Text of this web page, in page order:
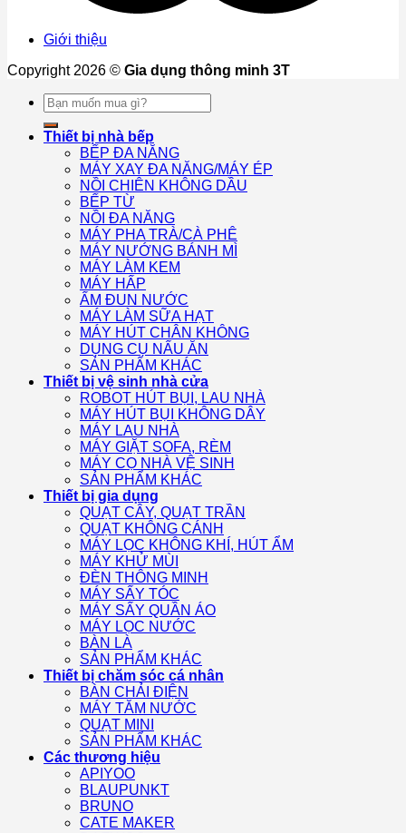
Giới thiệu
Copyright 2026 © Gia dụng thông minh 3T
Tìm
kiếm:
Thiết bị nhà bếp
BẾP ĐA NĂNG
MÁY XAY ĐA NĂNG/MÁY ÉP
NỒI CHIÊN KHÔNG DẦU
BẾP TỪ
NỒI ĐA NĂNG
MÁY PHA TRÀ/CÀ PHÊ
MÁY NƯỚNG BÁNH MÌ
MÁY LÀM KEM
MÁY HẤP
ẤM ĐUN NƯỚC
MÁY LÀM SỮA HẠT
MÁY HÚT CHÂN KHÔNG
DỤNG CỤ NẤU ĂN
SẢN PHẨM KHÁC
Thiết bị vệ sinh nhà cửa
ROBOT HÚT BỤI, LAU NHÀ
MÁY HÚT BỤI KHÔNG DÂY
MÁY LAU NHÀ
MÁY GIẶT SOFA, RÈM
MÁY CỌ NHÀ VỆ SINH
SẢN PHẨM KHÁC
Thiết bị gia dụng
QUẠT CÂY, QUẠT TRẦN
QUẠT KHÔNG CÁNH
MÁY LỌC KHÔNG KHÍ, HÚT ẨM
MÁY KHỬ MÙI
ĐÈN THÔNG MINH
MÁY SẤY TÓC
MÁY SẤY QUẦN ÁO
MÁY LỌC NƯỚC
BÀN LÀ
SẢN PHẨM KHÁC
Thiết bị chăm sóc cá nhân
BÀN CHẢI ĐIỆN
MÁY TĂM NƯỚC
QUẠT MINI
SẢN PHẨM KHÁC
Các thương hiệu
APIYOO
BLAUPUNKT
BRUNO
CATE MAKER